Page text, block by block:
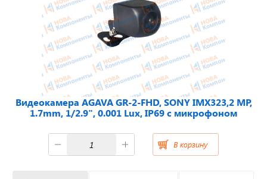
Акции. Скидки.
Спецпредложения.
Узнать подробнее...
Отвечаем на актуальные
вопросы
Видеокамера AGAVA GR-2-FHD, SONY IMX323,2 MP,
1.7mm, 1/2.9", 0.001 Lux, IP69 c микрофоном
В корзину